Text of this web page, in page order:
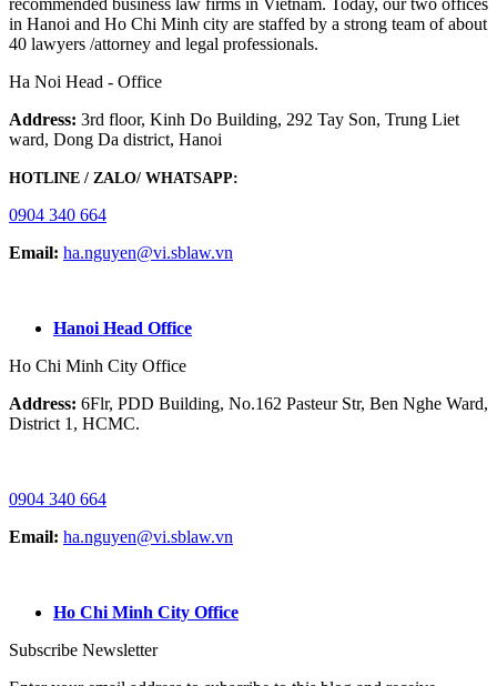
recommended business law firms in Vietnam. Today, our two offices
in Hanoi and Ho Chi Minh city are staffed by a strong team of about
40 lawyers /attorney and legal professionals.
Ha Noi Head - Office
Address: 3rd floor, Kinh Do Building, 292 Tay Son, Trung Liet
ward, Dong Da district, Hanoi
HOTLINE / ZALO/ WHATSAPP:
0904 340 664
Email: ha.nguyen@vi.sblaw.vn
Hanoi Head Office
Ho Chi Minh City Office
Address: 6Flr, PDD Building, No.162 Pasteur Str, Ben Nghe Ward,
District 1, HCMC.
0904 340 664
Email: ha.nguyen@vi.sblaw.vn
Ho Chi Minh City Office
Subscribe Newsletter